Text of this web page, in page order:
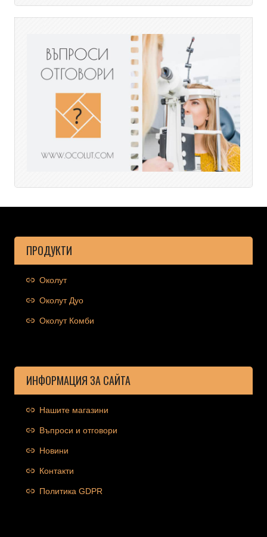
ПРОДУКТИ
Околут
Околут Дуо
Околут Комби
ИНФОРМАЦИЯ ЗА САЙТА
Нашите магазини
Въпроси и отговори
Новини
Контакти
Политика GDPR